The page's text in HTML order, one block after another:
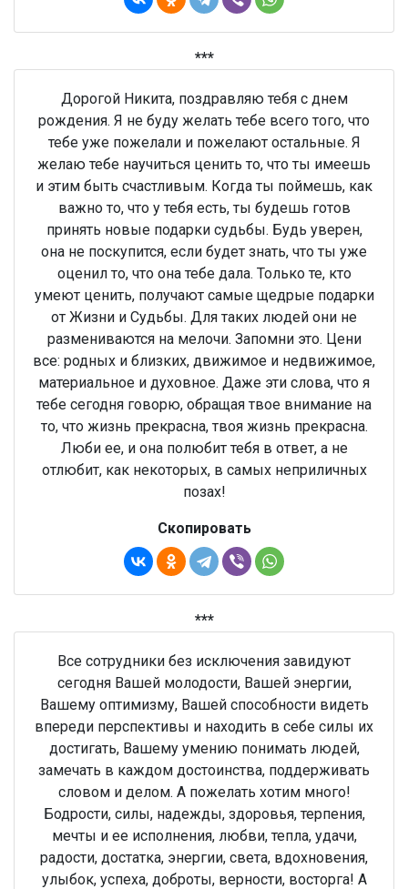
***
Дорогой Никита, поздравляю тебя с днем
рождения. Я не буду желать тебе всего того, что
тебе уже пожелали и пожелают остальные. Я
желаю тебе научиться ценить то, что ты имеешь
и этим быть счастливым. Когда ты поймешь, как
важно то, что у тебя есть, ты будешь готов
принять новые подарки судьбы. Будь уверен,
она не поскупится, если будет знать, что ты уже
оценил то, что она тебе дала. Только те, кто
умеют ценить, получают самые щедрые подарки
от Жизни и Судьбы. Для таких людей они не
размениваются на мелочи. Запомни это. Цени
все: родных и близких, движимое и недвижимое,
материальное и духовное. Даже эти слова, что я
тебе сегодня говорю, обращая твое внимание на
то, что жизнь прекрасна, твоя жизнь прекрасна.
Люби ее, и она полюбит тебя в ответ, а не
отлюбит, как некоторых, в самых неприличных
позах!
Скопировать
***
Все сотрудники без исключения завидуют
сегодня Вашей молодости, Вашей энергии,
Вашему оптимизму, Вашей способности видеть
впереди перспективы и находить в себе силы их
достигать, Вашему умению понимать людей,
замечать в каждом достоинства, поддерживать
словом и делом. А пожелать хотим много!
Бодрости, силы, надежды, здоровья, терпения,
мечты и ее исполнения, любви, тепла, удачи,
радости, достатка, энергии, света, вдохновения,
улыбок, успеха, доброты, верности, восторга! А